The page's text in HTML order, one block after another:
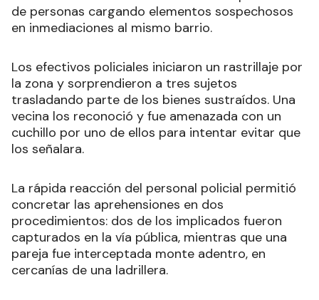
de personas cargando elementos sospechosos
en inmediaciones al mismo barrio.
Los efectivos policiales iniciaron un rastrillaje por
la zona y sorprendieron a tres sujetos
trasladando parte de los bienes sustraídos. Una
vecina los reconoció y fue amenazada con un
cuchillo por uno de ellos para intentar evitar que
los señalara.
La rápida reacción del personal policial permitió
concretar las aprehensiones en dos
procedimientos: dos de los implicados fueron
capturados en la vía pública, mientras que una
pareja fue interceptada monte adentro, en
cercanías de una ladrillera.